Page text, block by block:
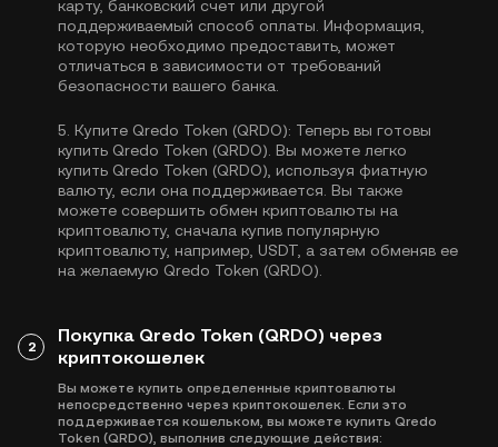
карту, банковский счет или другой
поддерживаемый способ оплаты. Информация,
которую необходимо предоставить, может
отличаться в зависимости от требований
безопасности вашего банка.
5. Купите Qredo Token (QRDO): Теперь вы готовы
купить Qredo Token (QRDO). Вы можете легко
купить Qredo Token (QRDO), используя фиатную
валюту, если она поддерживается. Вы также
можете совершить обмен криптовалюты на
криптовалюту, сначала купив популярную
криптовалюту, например, USDT , а затем обменяв ее
на желаемую Qredo Token (QRDO).
2
Покупка Qredo Token (QRDO) через
криптокошелек
Вы можете купить определенные криптовалюты
непосредственно через криптокошелек. Если это
поддерживается кошельком, вы можете купить Qredo
Token (QRDO), выполнив следующие действия: